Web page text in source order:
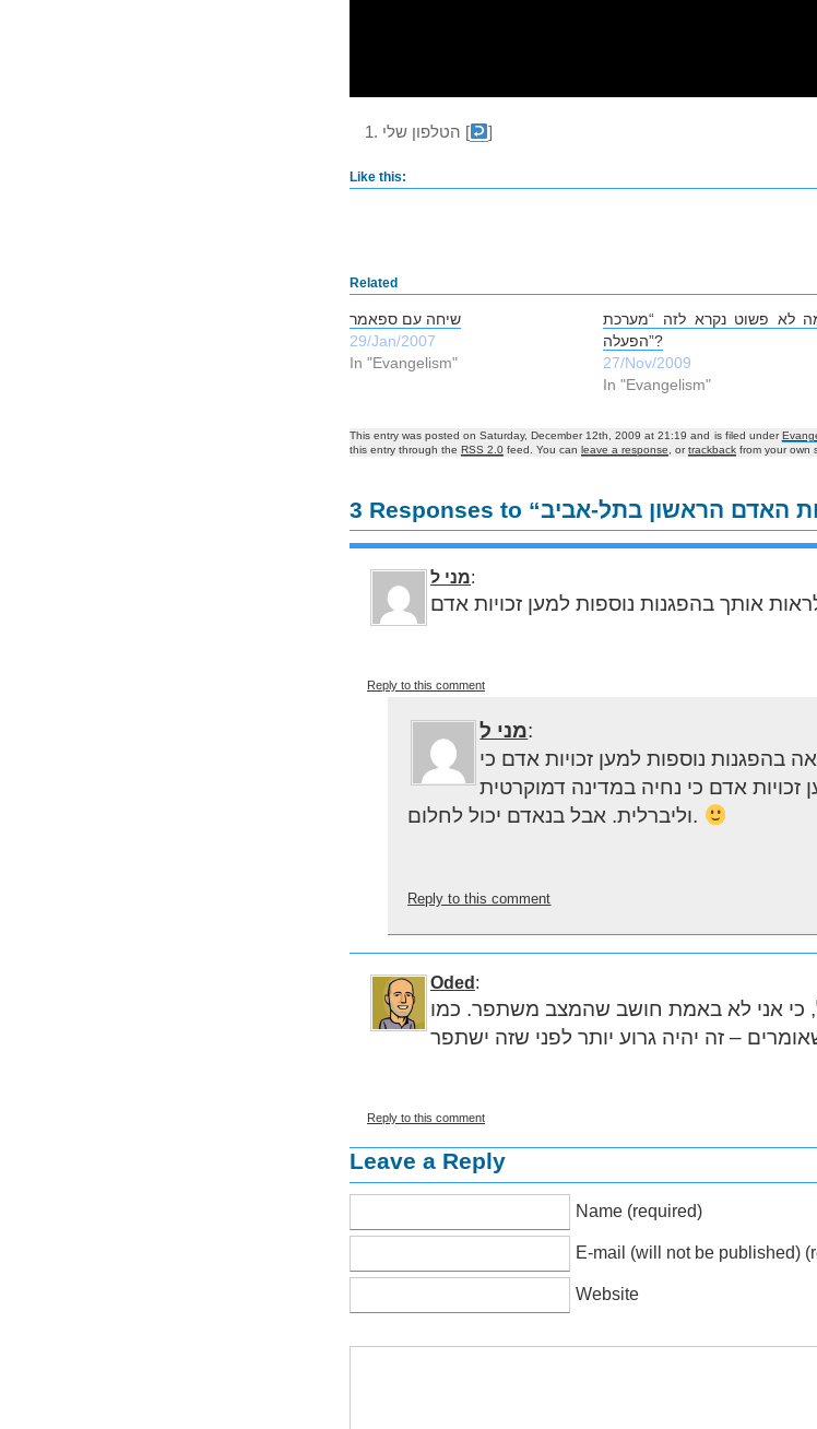
הטלפון שלי [ ]
Like this:
Related
שיחה עם ספאמר
29/Jan/2007
In "Evangelism"
לא פשוט נקרא לזה “מערכת
הפעלה”?
27/Nov/2009
In "Evangelism"
This entry was posted on Saturday, December 12th, 2009 at 21:19 and is filed under
this entry through the RSS 2.0 feed. You can leave a response, ortrackback from your own
מני ל:
Reply to this comment
מני ל:
בהפגנות נוספות למען זכויות אדם כי
זכויות אדם כי נחיה במדינה דמוקרטית
וליברלית. אבל בנאדם יכול לחלום.
Reply to this comment
Oded :
כי אני לא באמת חושב שהמצב משתפר. כמו
Reply to this comment
Leave a Reply
Name (required)
E-mail (will not be published)
Website